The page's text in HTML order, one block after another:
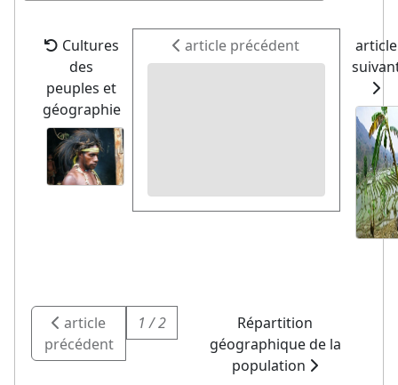
Cultures
des
peuples et
géographie
article précédent
article
article
précédent
1 / 2
Répartition
géographique de la
population